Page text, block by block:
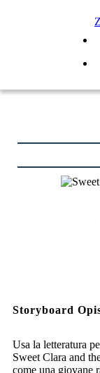
Storyboard
Usa la letteratura
Sweet Clara and
come una giovane